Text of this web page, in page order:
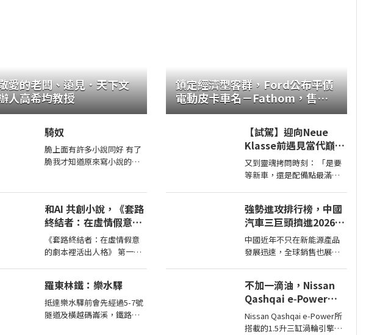
愛的老闆、遠見．天下文
人高希均教授
騎奴
脆上面有許多小說同好 有了
脆我才知道原來寫小說的人
和AI 共創小說，《套路
終結者：在虛情假意的
劇本裡活出人格》
《套路終結者：在虛情假意
的劇本裡活出人格》 第一
的總統套房內，燈光昏
羅東林鐵：樂水驛
抵達樂水驛前會先經過5-7號
隧道及橫越碼崙溪，鐵路都
鎖定經濟型客群，Ford公布平價
電動皮卡車名－Fathom，售價
2.8萬美元起
【試駕】迎向Neue
Klasse前遇見當代巔峰
— BMW X5 / X6 鉑金版
璀璨登場
又到靈魂拷問時刻： 「是要
等新車，還是配備點最滿鉑
彿有了理直氣壯答案。
強勢進攻排行榜，中國
汽車三巨頭擠進2026年
上半年銷售排名前10
中國近年不只在新能源產品
發展迅速，全球銷售也展現
利進入前10名，不過今年上
半年奇瑞也加入前10名了。
不加一滴油，Nissan
Qashqai e‑Power一
桶油跑1,980公里創金
氏世界紀錄
Nissan Qashqai e‑Power所
搭載的1.5升三缸渦輪引擎主